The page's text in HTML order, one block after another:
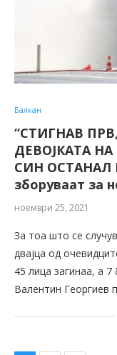
Балкан
“СТИГНАВ
ДЕВОЈКАТА
СИН ОСТАНАЛ
зборуваат за
ноември 25, 2021
За тоа што се
двајца од
45 лица загинаа, а
Валентин Георгиев